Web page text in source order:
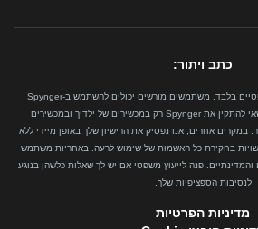
כתב ויתור:
תוכנה המיועדת לשימושים משפטיים בלבד. משתמשים מורשים יכולים להשתמש ב-Spynger
למטרות חוקיות בלבד. אתה רשאי להתקין את Spynger רק במכשירים של ילדיך ובמכשירים
אחרים, אנו נפסיק את הרישיון שלך באופן מיידי ללא
בחקירת כל האשמות של שימוש לרעה. באחריות משתמש
פנה לייעוץ משפטי אם יש לך שאלות כלשהן בנוגע
לנסיבות הספציפיות שלך.
מדיניות הפרטיות